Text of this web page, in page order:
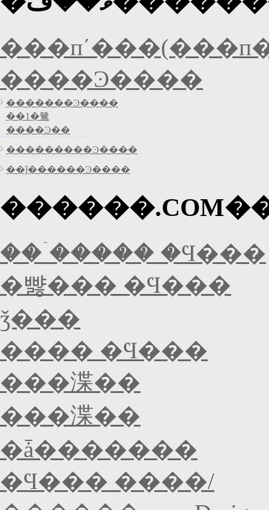
����Ͽ����
�������Ͽ����
��1�鷺
����Ͽ��
���������Ͽ����
��ǰ������Ͽ����
���ۤ���� �Ϥ���
�뺧��� �Ϥ���
ǯ���
���� �Ϥ���
���渫��
���渫��
�ǡ�������
�Ϥ��� ����/